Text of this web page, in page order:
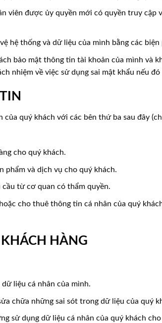
viên được ủy quyền mới có quyền truy cập
hệ thống và dữ liệu của mình bằng các
bảo mật thông tin tài khoản của mình và
nhiệm về việc sử dụng sai mật khẩu nếu
của quý khách với các bên thứ ba sau đây
cho quý khách.
phẩm và dịch vụ cho quý khách.
từ cơ quan có thẩm quyền.
cho thuê thông tin cá nhân của quý
HÀNG
liệu cá nhân của mình.
chữa những sai sót trong dữ liệu của quý
sử dụng dữ liệu cá nhân của quý khách